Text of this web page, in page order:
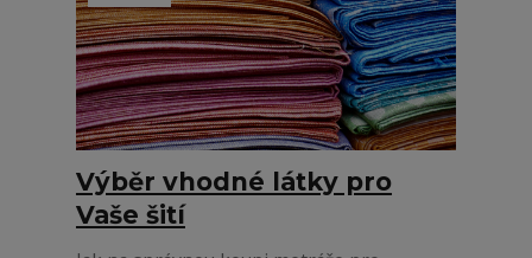
Výběr vhodné látky pro
Vaše šití